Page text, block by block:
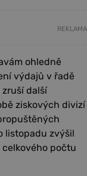
REKLAMA
ohledně
výdajů v řadě
zruší další
ziskových divizí
listopadu zvýšil
celkového počtu